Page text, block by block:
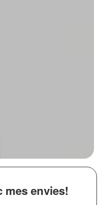
mes envies!